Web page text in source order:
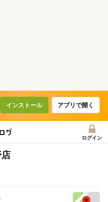
インストール アプリで開く
ログイン